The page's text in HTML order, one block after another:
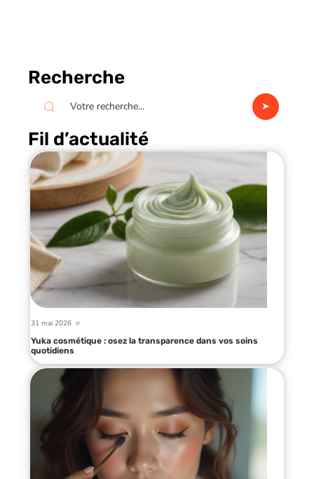
Recherche
Fil d’actualité
31 mai 2026
Yuka cosmétique : osez la transparence dans vos soins
quotidiens